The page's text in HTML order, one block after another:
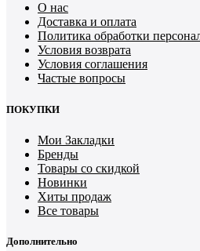
О нас
Доставка и оплата
Политика обработки
Условия возврата
Условия соглашения
Частые вопросы
ПОКУПКИ
Мои Закладки
Бренды
Товары со скидкой
Новинки
Хиты продаж
Все товары
Дополнительно